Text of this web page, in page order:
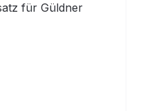
für Güldner